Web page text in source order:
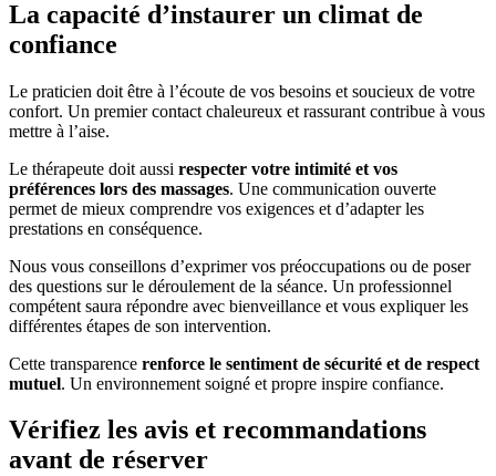
La capacité d’instaurer un climat de
confiance
Le praticien doit être à l’écoute de vos besoins et soucieux de votre
confort. Un premier contact chaleureux et rassurant contribue à vous
mettre à l’aise.
Le thérapeute doit aussi respecter votre intimité et vos
préférences lors des massages. Une communication ouverte
permet de mieux comprendre vos exigences et d’adapter les
prestations en conséquence.
Nous vous conseillons d’exprimer vos préoccupations ou de poser
des questions sur le déroulement de la séance. Un professionnel
compétent saura répondre avec bienveillance et vous expliquer les
différentes étapes de son intervention.
Cette transparence renforce le sentiment de sécurité et de respect
mutuel. Un environnement soigné et propre inspire confiance.
Vérifiez les avis et recommandations
avant de réserver